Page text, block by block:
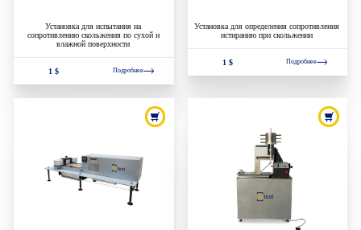
Установка для испытания на
сопротивлению скольжения по сухой и
влажной поверхности
1 $ Подробнее
Установка для определения сопротивления
истиранию при скольжении
1 $ Подробнее